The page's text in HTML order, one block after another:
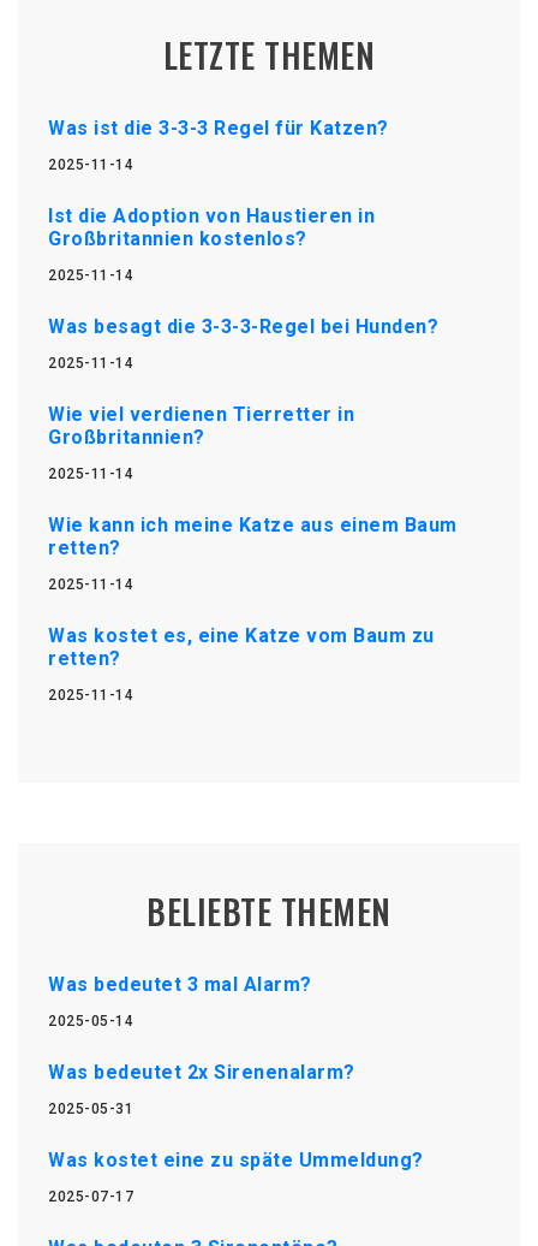
LETZTE THEMEN
Was ist die 3-3-3 Regel für Katzen?
2025-11-14
Ist die Adoption von Haustieren in
Großbritannien kostenlos?
2025-11-14
Was besagt die 3-3-3-Regel bei Hunden?
2025-11-14
Wie viel verdienen Tierretter in
Großbritannien?
2025-11-14
Wie kann ich meine Katze aus einem Baum
retten?
2025-11-14
Was kostet es, eine Katze vom Baum zu
retten?
2025-11-14
BELIEBTE THEMEN
Was bedeutet 3 mal Alarm?
2025-05-14
Was bedeutet 2x Sirenenalarm?
2025-05-31
Was kostet eine zu späte Ummeldung?
2025-07-17